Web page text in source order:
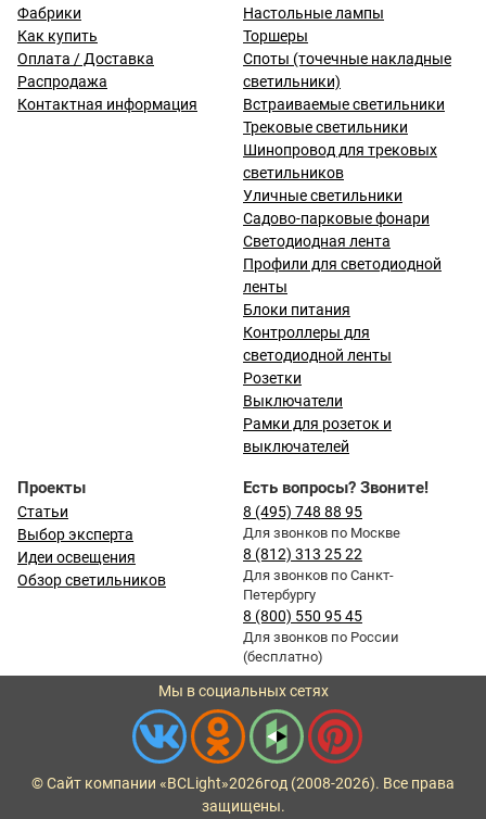
Фабрики
Как купить
Оплата / Доставка
Распродажа
Контактная информация
Настольные лампы
Торшеры
Споты (точечные накладные
светильники)
Встраиваемые светильники
Трековые светильники
Шинопровод для трековых
светильников
Уличные светильники
Садово-парковые фонари
Светодиодная лента
Профили для светодиодной
ленты
Блоки питания
Контроллеры для
светодиодной ленты
Розетки
Выключатели
Рамки для розеток и
выключателей
Проекты
Статьи
Выбор эксперта
Идеи освещения
Обзор светильников
Есть вопросы? Звоните!
8 (495) 748 88 95
Для звонков по Москве
8 (812) 313 25 22
Для звонков по Санкт-
Петербургу
8 (800) 550 95 45
Для звонков по России
(бесплатно)
Мы в социальных сетях
© Сайт компании «BCLight»2026год (2008-2026). Все права
защищены.